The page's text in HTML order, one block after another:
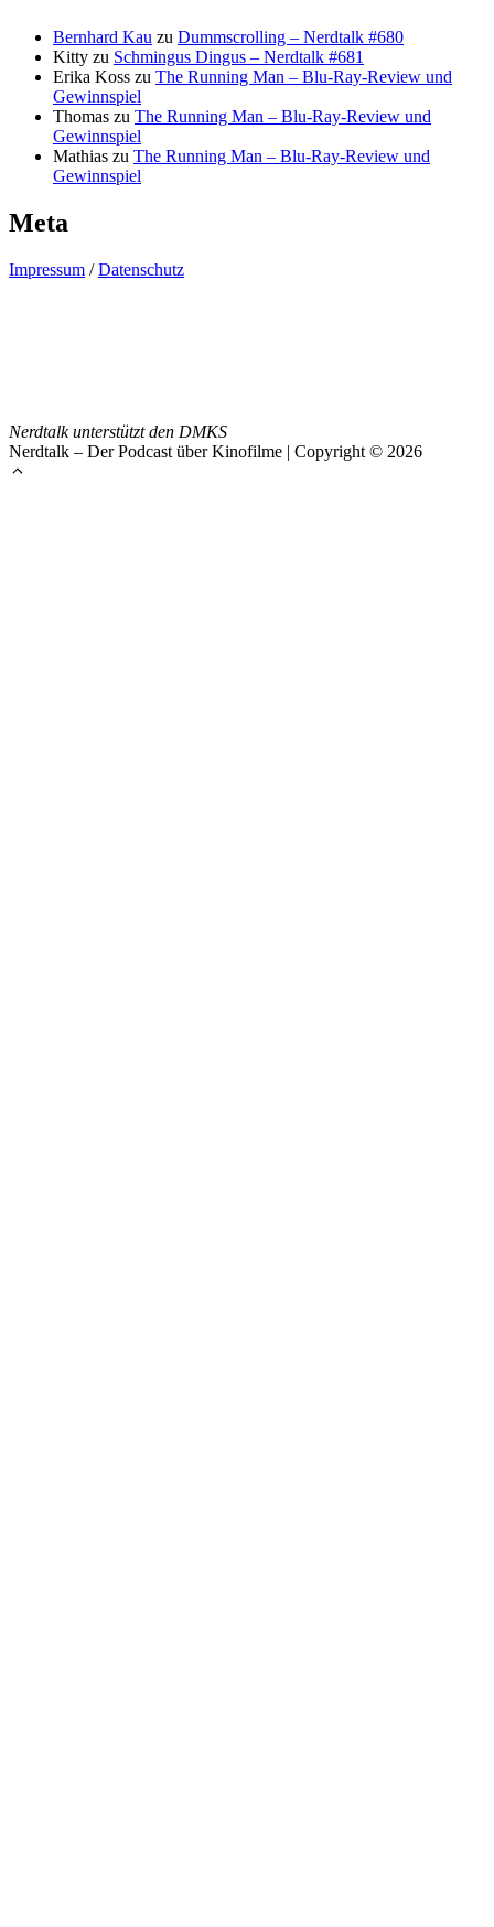
Bernhard Kau zu Dummscrolling – Nerdtalk #680
Kitty zu Schmingus Dingus – Nerdtalk #681
Erika Koss zu The Running Man – Blu-Ray-Review und
Gewinnspiel
Thomas zu The Running Man – Blu-Ray-Review und
Gewinnspiel
Mathias zu The Running Man – Blu-Ray-Review und
Gewinnspiel
Meta
Impressum /Datenschutz
Nerdtalk unterstützt den DMKS
Nerdtalk – Der Podcast über Kinofilme | Copyright © 2026